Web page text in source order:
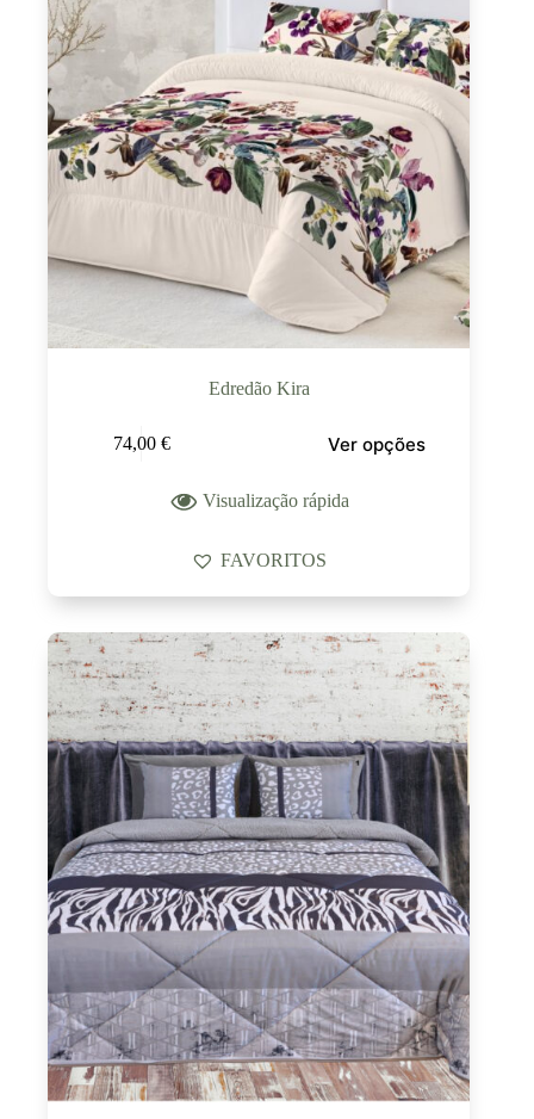
Edredão Kira
74,00 € Ver opções
Visualização rápida
FAVORITOS